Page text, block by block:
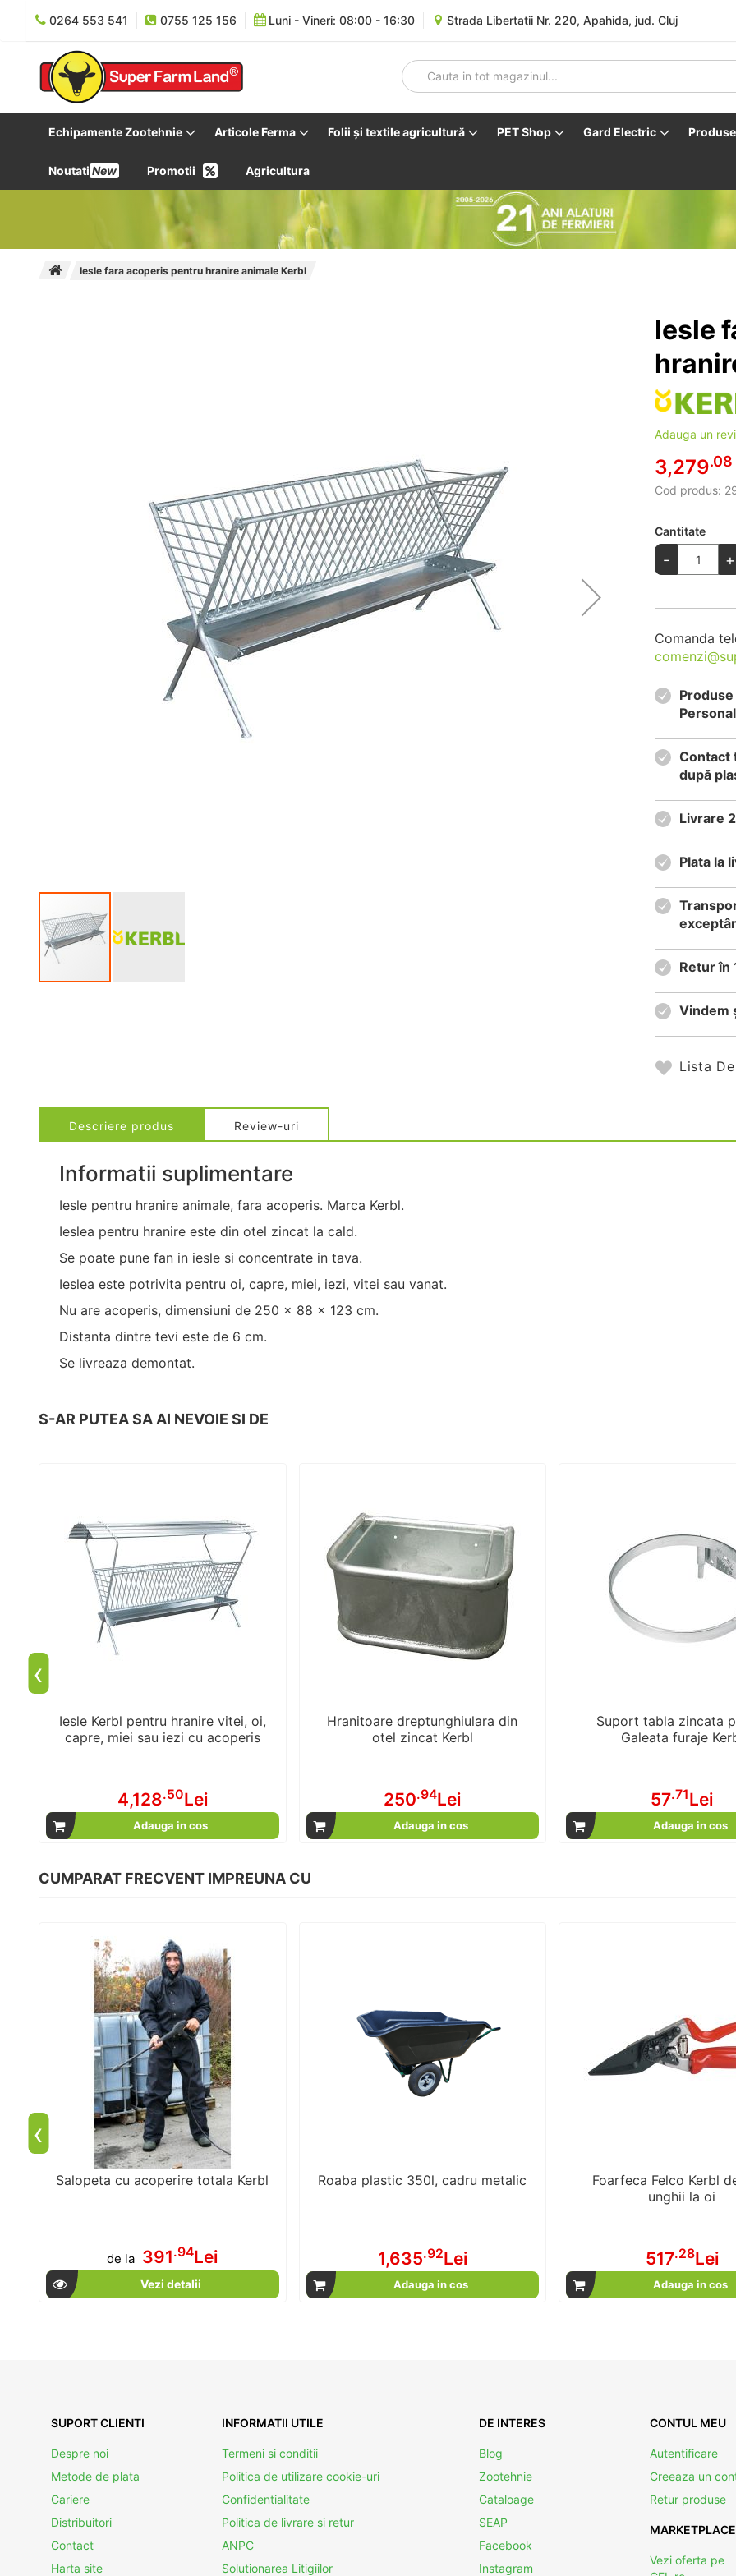
0264 553 541 0755 125 156 Luni - Vineri: 08:00 - 16:30 Strada Libertatii Nr. 220, Apahida, jud. Cluj
Echipamente Zootehnie Articole Ferma Folii și textile agricultură PET Shop Gard Electric
Noutati New Promotii Agricultura
Iesle fara acoperis pentru hranire animale Kerbl
Iesle
Adauga un
3,279.08
Cod produs:
Cantitate
- +
Comanda
Contact
după
Livrare
Plata la
Retur în
Vindem
Lista
Descriere produs
Informatii suplimentare
Iesle pentru hranire animale, fara acoperis. Marca Kerbl.
Ieslea pentru hranire este din otel zincat la cald.
Se poate pune fan in iesle si concentrate in tava.
Ieslea este potrivita pentru oi, capre, miei, iezi, vitei sau vanat.
Nu are acoperis, dimensiuni de 250 x 88 x 123 cm.
Distanta dintre tevi este de 6 cm.
Se livreaza demontat.
Review-uri
S-AR PUTEA SA AI NEVOIE SI DE
Iesle Kerbl pentru hranire vitei, oi,
capre, miei sau iezi cu acoperis
4,128.50Lei
Adauga in cos
Hranitoare dreptunghiulara din
otel zincat Kerbl
250.94Lei
Adauga in cos
Suport tabla zincata
Galeata furaje
57.71Lei
Adauga in cos
‹
CUMPARAT FRECVENT IMPREUNA CU
Salopeta cu acoperire totala Kerbl
de la 391.94Lei
Vezi detalii
Roaba plastic 350l, cadru metalic
1,635.92Lei
Adauga in cos
Foarfeca Felco Kerbl
unghii la oi
517.28Lei
Adauga in cos
‹
SUPORT CLIENTI
Despre noi
Metode de plata
Cariere
Distribuitori
Contact
Harta site
INFORMATII UTILE
Termeni si conditii
Politica de utilizare cookie-uri
Confidentialitate
Politica de livrare si retur
ANPC
Solutionarea Litigiilor
DE INTERES
Blog
Zootehnie
Cataloage
SEAP
Facebook
Instagram
CONTUL MEU
Autentificare
Creeaza un
Retur produse
Vezi oferta pe